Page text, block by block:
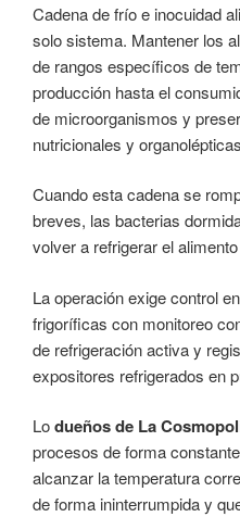
Cadena de frío e inocuidad
solo sistema. Mantener los
de rangos específicos de
producción hasta el
de microorganismos y
nutricionales y
Cuando esta cadena se
breves, las bacterias
volver a refrigerar el
La operación exige control
frigoríficas con monitoreo
de refrigeración activa y
expositores refrigerados en
Lodueños de La
procesos de forma
alcanzar la temperatura
de forma ininterrumpida y